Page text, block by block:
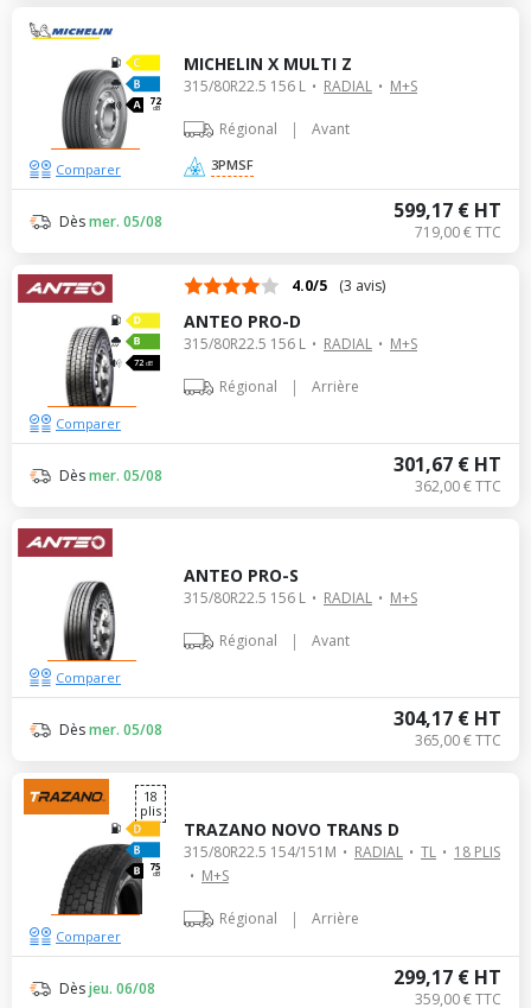
72
dB
MICHELIN X MULTI Z
315/80R22.5 156 L RADIAL M+S
Régional | Avant
3PMSF
599,17 € HT
719,00 € TTC
Dèsmer. 05/08
Comparer
72 dB
4.0/5 (3 avis)
ANTEO PRO-D
315/80R22.5 156 L RADIAL M+S
Régional | Arrière
301,67 € HT
362,00 € TTC
Dèsmer. 05/08
Comparer
ANTEO PRO-S
315/80R22.5 156 L RADIAL M+S
Régional | Avant
304,17 € HT
365,00 € TTC
Dèsmer. 05/08
Comparer
18
plis
75
dB
TRAZANO NOVO TRANS D
315/80R22.5 154/151M RADIAL TL
18 PLIS
M+S
Régional | Arrière
299,17 € HT
359,00 € TTC
Dèsjeu. 06/08
Comparer